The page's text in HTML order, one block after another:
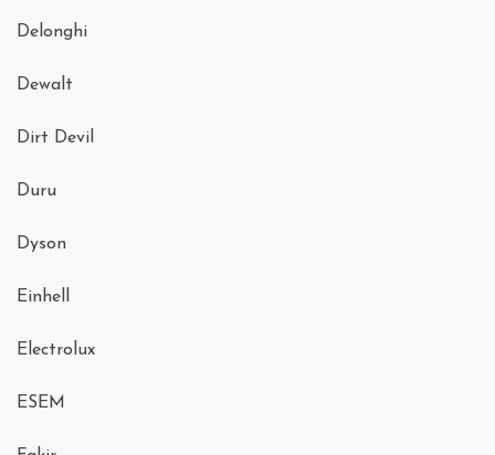
Delonghi
Dewalt
Dirt Devil
Duru
Dyson
Einhell
Electrolux
ESEM